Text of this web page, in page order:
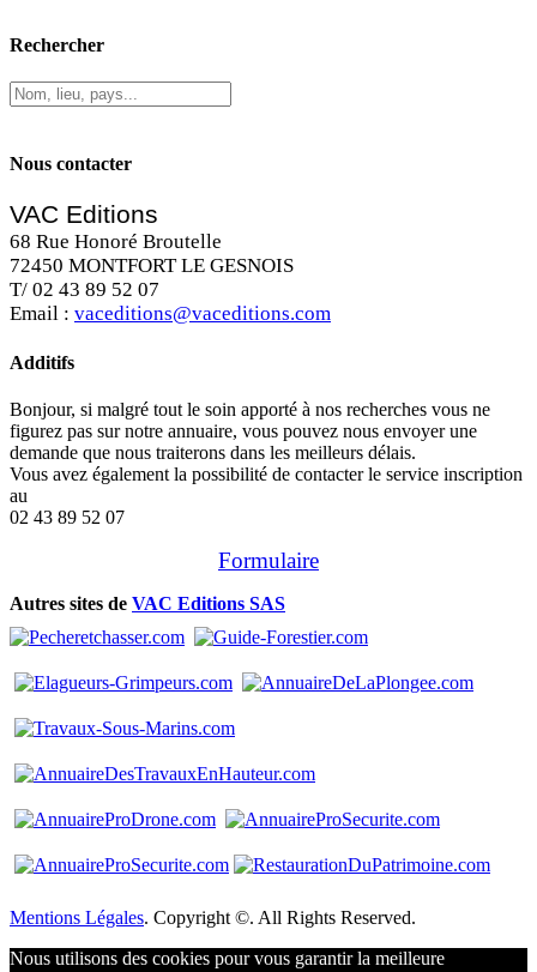
Rechercher
Nous contacter
VAC Editions
68 Rue Honoré Broutelle
72450 MONTFORT LE GESNOIS
T/ 02 43 89 52 07
Email : vaceditions@vaceditions.com
Additifs
Bonjour, si malgré tout le soin apporté à nos recherches vous ne
figurez pas sur notre annuaire, vous pouvez nous envoyer une
demande que nous traiterons dans les meilleurs délais.
Vous avez également la possibilité de contacter le service inscription
au
02 43 89 52 07
Formulaire
Autres sites de VAC Editions SAS
Mentions Légales. Copyright ©. All Rights Reserved.
Nous utilisons des cookies pour vous garantir la meilleure